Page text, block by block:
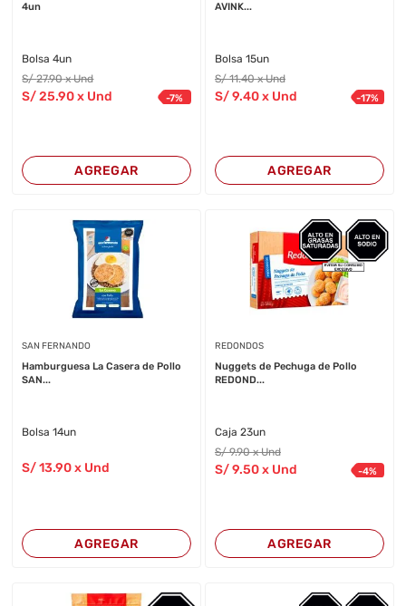
4un
Bolsa 4un
S/27.90 x Und
S/25.90 x Und -7%
AGREGAR
AVINK...
Bolsa 15un
S/11.40 x Und
S/9.40x Und -17%
AGREGAR
SAN FERNANDO
Hamburguesa La Casera de Pollo
SAN...
Bolsa 14un
S/13.90 x Und
AGREGAR
REDONDOS
Nuggets de Pechuga de Pollo
REDOND...
Caja 23un
S/9.90 x Und
S/9.50x Und -4%
AGREGAR